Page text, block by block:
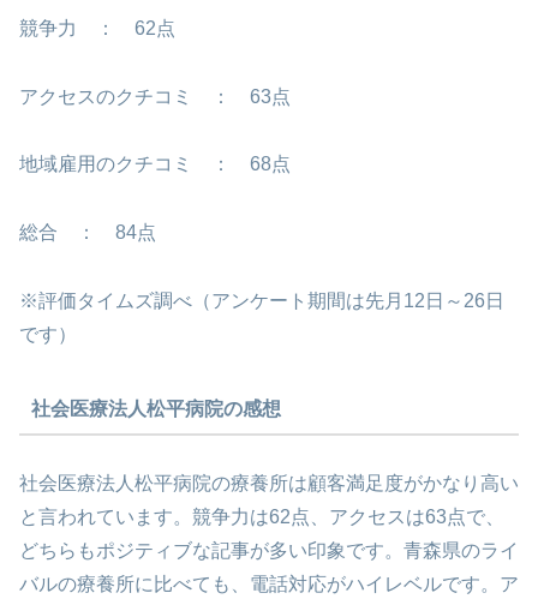
競争力 ： 62点
アクセスのクチコミ ： 63点
地域雇用のクチコミ ： 68点
総合 ： 84点
※評価タイムズ調べ（アンケート期間は先月12日～26日
です）
社会医療法人松平病院の感想
社会医療法人松平病院の療養所は顧客満足度がかなり高い
と言われています。競争力は62点、アクセスは63点で、
どちらもポジティブな記事が多い印象です。青森県のライ
バルの療養所に比べても、電話対応がハイレベルです。ア